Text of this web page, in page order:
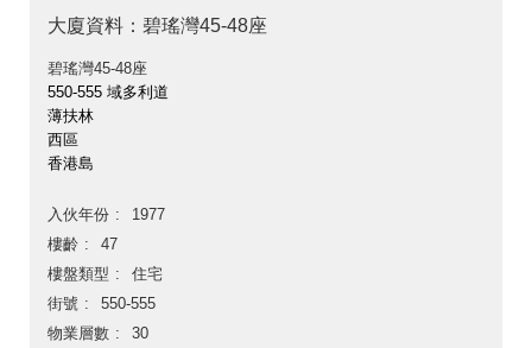
大廈資料：碧瑤灣45-48座
碧瑤灣45-48座
550-555 域多利道
薄扶林
西區
香港島
入伙年份
1977
樓齡
47
樓盤類型
住宅
街號
550-555
物業層數
30